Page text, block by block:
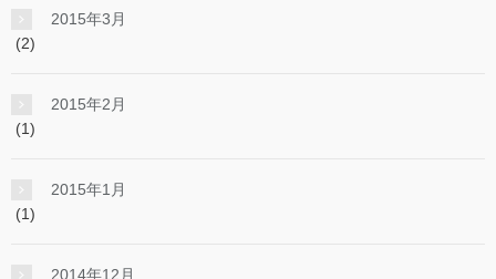
2015年3月
(2)
2015年2月
(1)
2015年1月
(1)
2014年12月